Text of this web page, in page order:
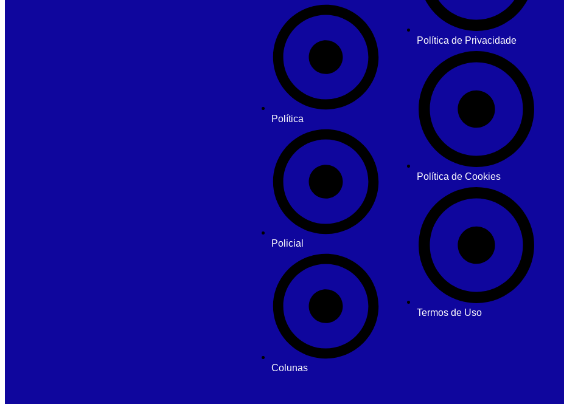
Política
Policial
Colunas
Política de Privacidade
Política de Cookies
Termos de Uso